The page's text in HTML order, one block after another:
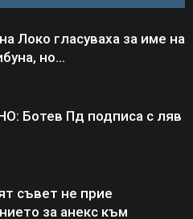
Локо гласуваха за име на
но…
Ботев Пд подписа с ляв
съвет не прие
за анекс към